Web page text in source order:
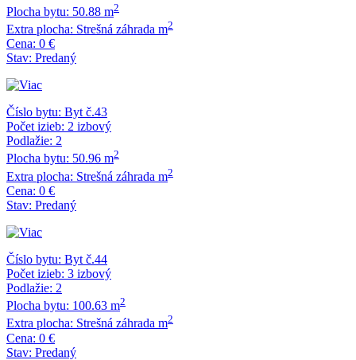
Plocha bytu: 50.88 m2
Extra plocha: Strešná záhrada m2
Cena: 0 €
Stav: Predaný
Číslo bytu: Byt č.43
Počet izieb: 2 izbový
Podlažie: 2
Plocha bytu: 50.96 m2
Extra plocha: Strešná záhrada m2
Cena: 0 €
Stav: Predaný
Číslo bytu: Byt č.44
Počet izieb: 3 izbový
Podlažie: 2
Plocha bytu: 100.63 m2
Extra plocha: Strešná záhrada m2
Cena: 0 €
Stav: Predaný